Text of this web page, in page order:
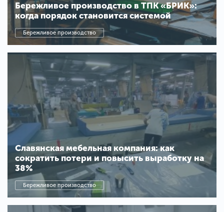
Бережливое производство в ТПК «БРИК»:
когда порядок становится системой
Бережливое производство
Славянская мебельная компания: как
сократить потери и повысить выработку на
38%
Бережливое производство